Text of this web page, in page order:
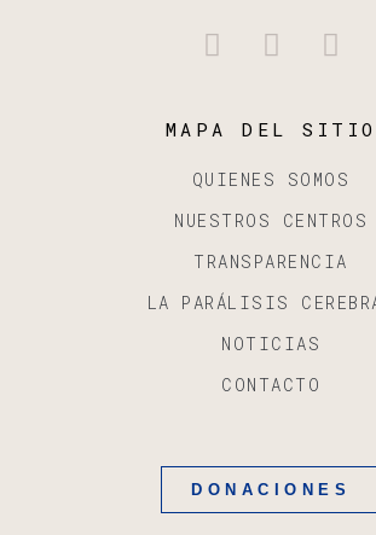
MAPA DEL SITIO
QUIENES SOMOS
NUESTROS CENTROS
TRANSPARENCIA
LA PARÁLISIS
NOTICIAS
CONTACTO
DONACIONES